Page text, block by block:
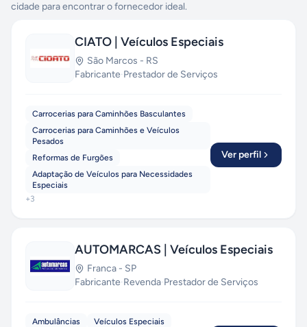
cidade para encontrar o fornecedor ideal.
CIATO | Veículos Especiais
São Marcos - RS
Fabricante·Prestador de Serviços
Carrocerias para Caminhões Basculantes
Carrocerias para Caminhões e Veículos
Pesados
Reformas de Furgões
Adaptação de Veículos para Necessidades
Especiais
+3
Ver perfil
AUTOMARCAS | Veículos Especiais
Franca - SP
Fabricante·Revenda·Prestador de Serviços
Ambulâncias
Veículos Especiais